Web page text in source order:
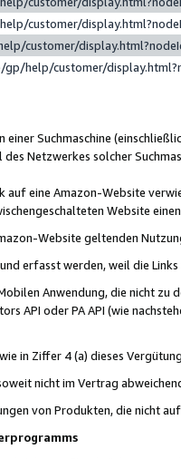
customer/
customer/
help/customer/
Suchmaschine
Netzwerkes solcher
auf eine Amazon-Website
Website
Website geltenden
erfasst werden, weil die
Anwendung, die nicht
API oder PA API (wie
in Ziffer 4 (a) dieses
nicht im Vertrag
von Produkten, die nicht